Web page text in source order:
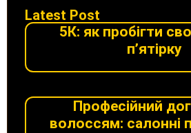
Latest Post
5К: як пробігти
п’ятірку
Професійний
волоссям: салонні